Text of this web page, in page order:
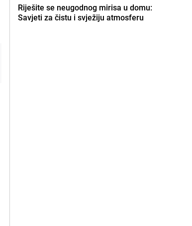
Riješite se neugodnog mirisa u domu:
Savjeti za čistu i svježiju atmosferu